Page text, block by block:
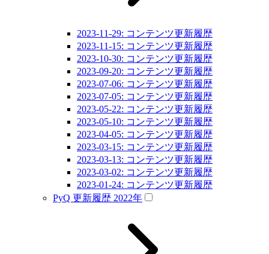
2023-11-29: コンテンツ更新履歴
2023-11-15: コンテンツ更新履歴
2023-10-30: コンテンツ更新履歴
2023-09-20: コンテンツ更新履歴
2023-07-06: コンテンツ更新履歴
2023-07-05: コンテンツ更新履歴
2023-05-22: コンテンツ更新履歴
2023-05-10: コンテンツ更新履歴
2023-04-05: コンテンツ更新履歴
2023-03-15: コンテンツ更新履歴
2023-03-13: コンテンツ更新履歴
2023-03-02: コンテンツ更新履歴
2023-01-24: コンテンツ更新履歴
PyQ 更新履歴 2022年